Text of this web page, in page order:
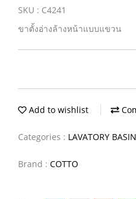
SKU : C4241
ขาตั้งอ่างล้างหน้าแบบแขวน
Add to wishlist
Categories : LAVATORY BASIN
Brand : COTTO